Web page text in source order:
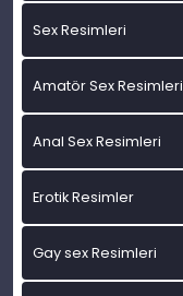
Sex Resimleri
Amatör Sex Resimleri
Anal Sex Resimleri
Erotik Resimler
Gay sex Resimleri